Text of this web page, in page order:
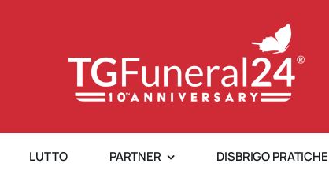
LUTTO PARTNER DISBRIGO PRATICHE